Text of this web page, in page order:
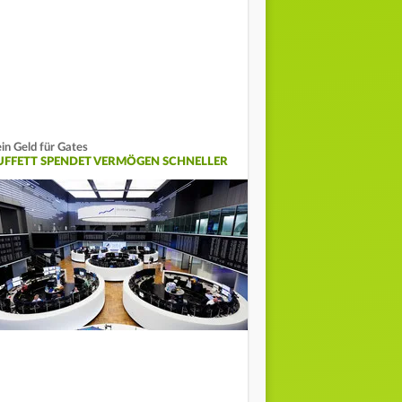
Geld für Gates
SPENDET VERMÖGEN SCHNELLER